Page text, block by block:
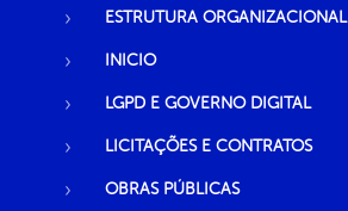
ESTRUTURA ORGANIZACIONAL
INICIO
LGPD E GOVERNO DIGITAL
LICITAÇÕES E CONTRATOS
OBRAS PÚBLICAS